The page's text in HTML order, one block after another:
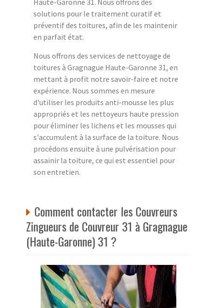
solutions pour le traitement curatif et
préventif des toitures, afin de les maintenir
en parfait état.
Nous offrons des services de nettoyage de
toitures à Gragnague Haute-Garonne 31, en
mettant à profit notre savoir-faire et notre
expérience. Nous sommes en mesure
d'utiliser les produits anti-mousse les plus
appropriés et les nettoyeurs haute pression
pour éliminer les lichens et les mousses qui
s'accumulent à la surface de la toiture. Nous
procédons ensuite à une pulvérisation pour
assainir la toiture, ce qui est essentiel pour
son entretien.
Comment contacter les Couvreurs
Zingueurs de Couvreur 31 à Gragnague
(Haute-Garonne) 31 ?